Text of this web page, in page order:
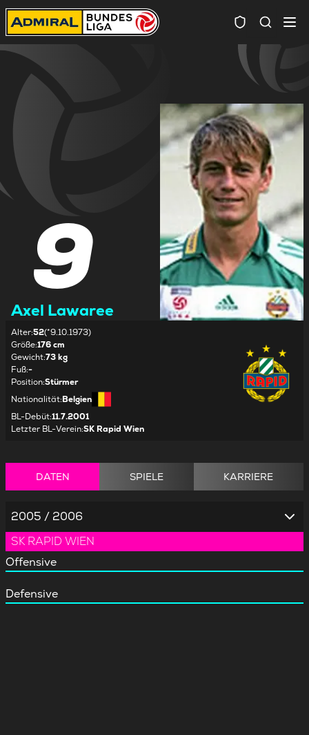
9
Axel Lawaree
Alter:52(*9.10.1973)
Größe:176 cm
Gewicht:73 kg
Fuß:-
Position:Stürmer
Nationalität:Belgien
BL-Debüt:11.7.2001
Letzter BL-Verein:SK Rapid Wien
DATEN SPIELE KARRIERE
2005 / 2006
SK RAPID WIEN
Offensive
Defensive